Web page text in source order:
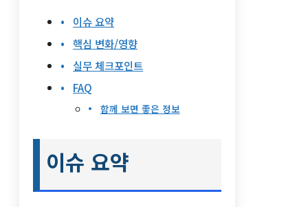
이슈 요약
핵심 변화/영향
실무 체크포인트
FAQ
함께 보면 좋은 정보
이슈 요약